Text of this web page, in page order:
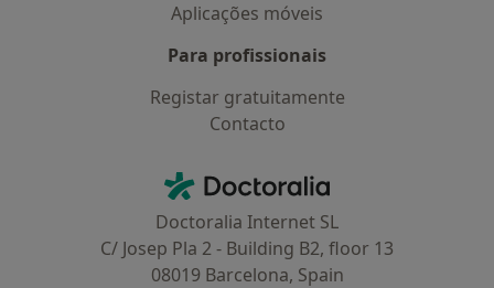
Aplicações móveis
Para profissionais
Registar gratuitamente
Contacto
Doctoralia - Homepage
Doctoralia Internet SL
C/ Josep Pla 2 - Building B2, floor 13
08019 Barcelona, Spain